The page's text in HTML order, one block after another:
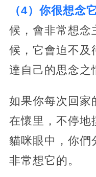
（4）你很想念它
候，會非常想念
候，它會迫不及
達自己的思念之
如果你每次回家
在懷里，不停地
貓咪眼中，你們
非常想它的。